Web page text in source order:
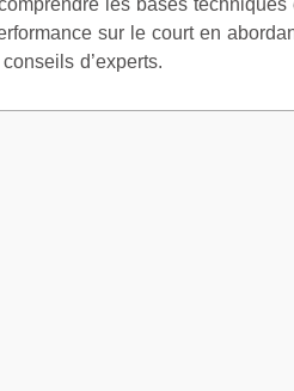
sur le court en
d’experts.